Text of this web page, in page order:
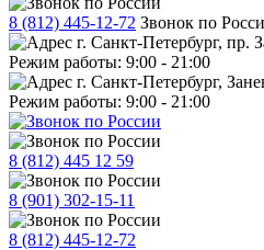
8 (812) 445-12-72 Звонок по
г. Санкт-Петербург, пр.
Режим работы: 9:00 - 21:00
г. Санкт-Петербург,
Режим работы: 9:00 - 21:00
8 (812) 445 12 59
8 (901) 302-15-11
8 (812) 445-12-72